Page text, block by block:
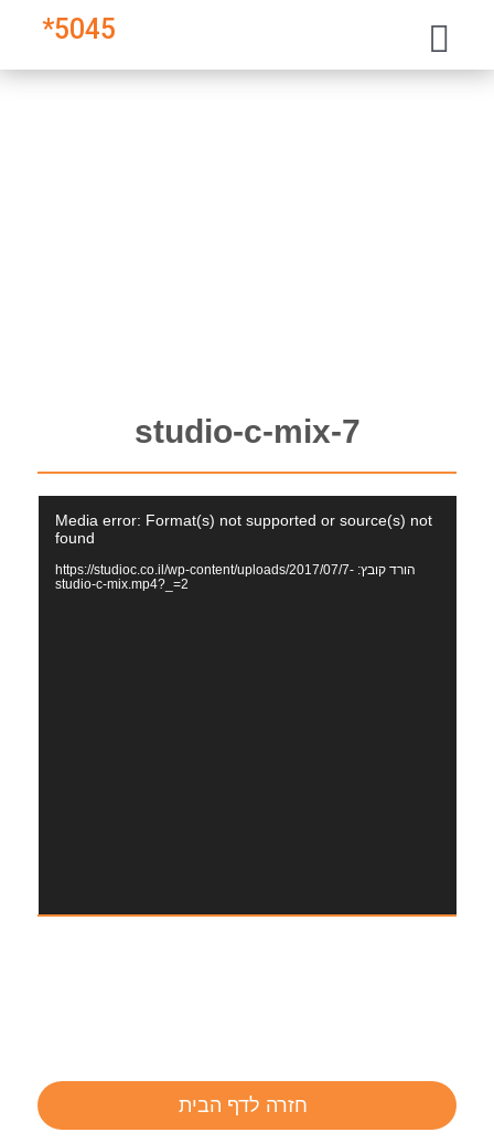
5045
*
7-studio-c-mix
וידאוMedia error: Format(s) not supported or source(s) not
found
הורד קובץ: https://studioc.co.il/wp-content/uploads/2017/07/7-
studio-c-mix.mp4?_=2
חזרה לדף הבית